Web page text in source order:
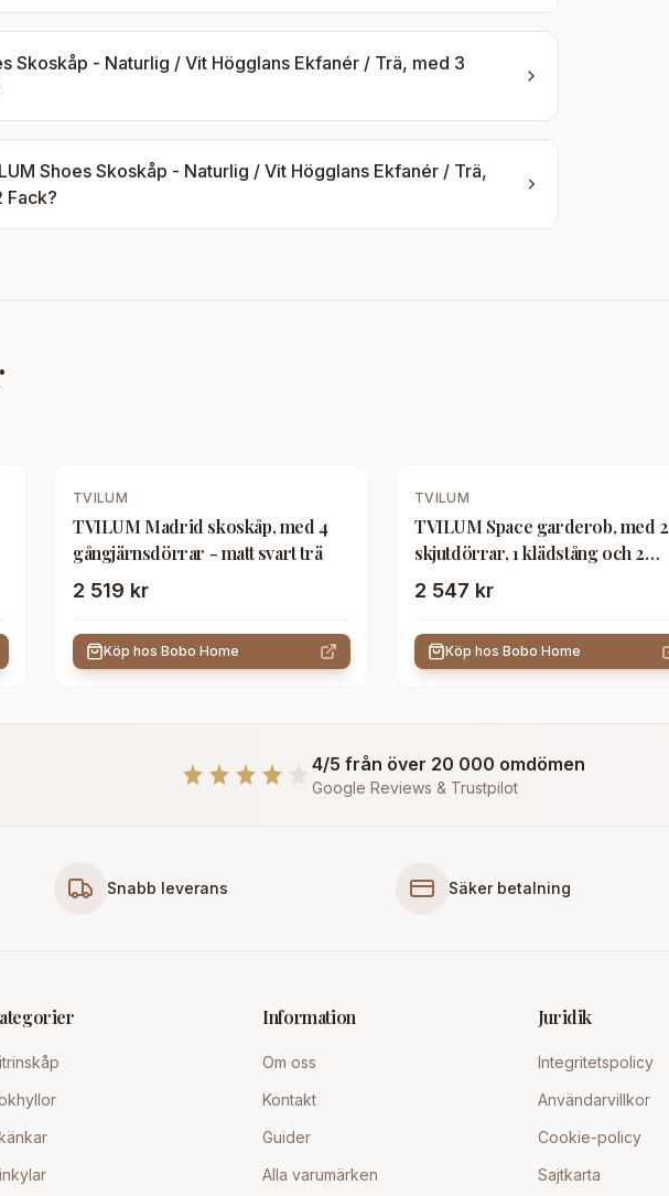
Skoskåp - Naturlig / Vit Högglans Ekfanér / Trä, med 3
Shoes Skoskåp - Naturlig / Vit Högglans Ekfanér / Trä,
Fack?
TVILUM
TVILUM Madrid skoskåp, med 4
gångjärnsdörrar - matt svart trä
2 519 kr
Köp hos Bobo Home
TVILUM
TVILUM Space garderob, med 2
skjutdörrar, 1 klädstång och 2
hyllor - vitt trä
2 547 kr
Köp hos Bobo Home
4/5 från över 20 000 omdömen
Google Reviews & Trustpilot
Snabb leverans Säker betalning
Information
Om oss
Kontakt
Guider
Alla varumärken
Juridik
Integritetspolicy
Användarvillkor
Cookie-policy
Sajtkarta